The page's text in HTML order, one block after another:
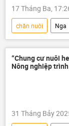
17 Tháng Ba,
chăn nuôi Nga
Khoa học và công
con heo
vật nuôi
“Chung cư nuôi
Nông nghiệp
31 Tháng Bảy